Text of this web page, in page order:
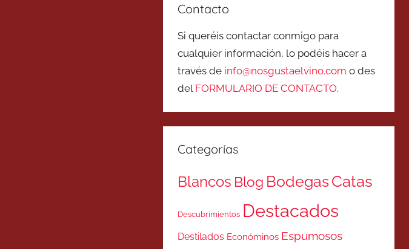
Contacto
Si queréis contactar conmigo para
cualquier información, lo podéis hacer a
través de info@nosgustaelvino.com o des
del FORMULARIO DE CONTACTO.
Categorías
Blancos Blog BodegasCatas
Descubrimientos Destacados
Destilados Económinos Espumosos